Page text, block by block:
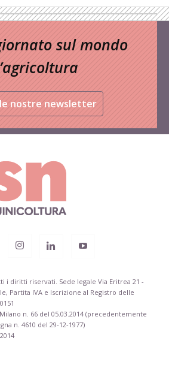
sul mondo
nostre newsletter
i diritti riservati. Sede legale Via Eritrea 21 -
Partita IVA e Iscrizione al Registro delle
n. 66 del 05.03.2014 (precedentemente
n. 4610 del 29-12-1977)